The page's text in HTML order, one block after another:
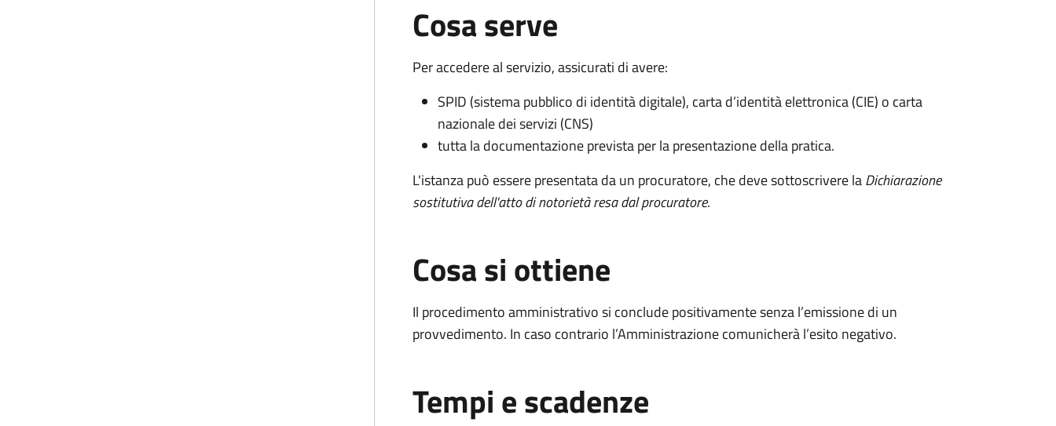
Cosa serve
Per accedere al servizio, assicurati di avere:
SPID (sistema pubblico di identità digitale), carta d’identità elettronica (CIE) o carta
nazionale dei servizi (CNS)
tutta la documentazione prevista per la presentazione della pratica.
L'istanza può essere presentata da un procuratore, che deve sottoscrivere laDichiarazione
sostitutiva dell'atto di notorietà resa dal procuratore.
Cosa si ottiene
Il procedimento amministrativo si conclude positivamente senza l’emissione di un
provvedimento. In caso contrario l’Amministrazione comunicherà l’esito negativo.
Tempi e scadenze